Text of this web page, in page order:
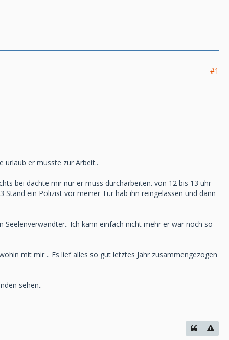
#1
urlaub er musste zur Arbeit..
bei dachte mir nur er muss durcharbeiten. von 12 bis 13 uhr
ein Polizist vor meiner Tür hab ihn reingelassen und dann
Ich kann einfach nicht mehr er war noch so
mit mir .. Es lief alles so gut letztes Jahr zusammengezogen
sehen..